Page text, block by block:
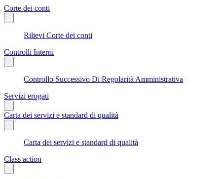
Corte dei conti
Rilievi Corte dei conti
Controlli Interni
Controllo Successivo Di Regolarità Amministrativa
Servizi erogati
Carta dei servizi e standard di qualità
Carta dei servizi e standard di qualità
Class action